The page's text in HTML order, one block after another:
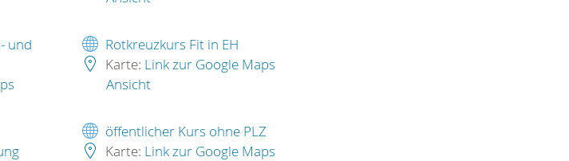
und
Rotkreuzkurs Fit in EH
Karte: Link zur Google Maps
Ansicht
öffentlicher Kurs ohne PLZ
Karte: Link zur Google Maps